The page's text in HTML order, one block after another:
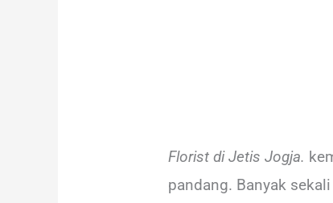
Florist di Jetis Jogja.
pandang. Banyak